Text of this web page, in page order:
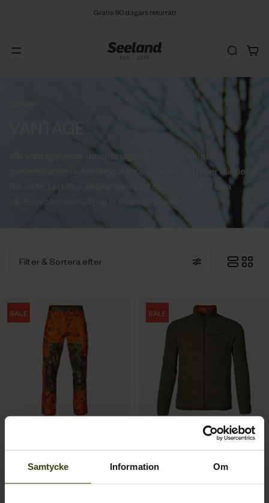
Samtycke Information Om
Gratis 90 dagars returrätt
VANTAGE
Vår Vantage-serie utrustar jägaren som uppskattar
gemenskapen under drevjakter och andra jakttyper där det är
lika viktigt att dina jaktkamrater att du är synlig för dina
jaktkamrater som att du är osynlig för viltet.
Filter & Sortera efter
SALE
2 695.00 SEKSpara 1078.00 SEK
SALE
Vantage reversible fleece
1 795.00 SEK
Spara 628.25 SEK